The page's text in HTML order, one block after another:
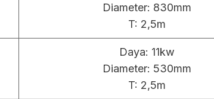
Diameter: 830mm
T: 2,5m
Daya: 11kw
Diameter: 530mm
T: 2,5m